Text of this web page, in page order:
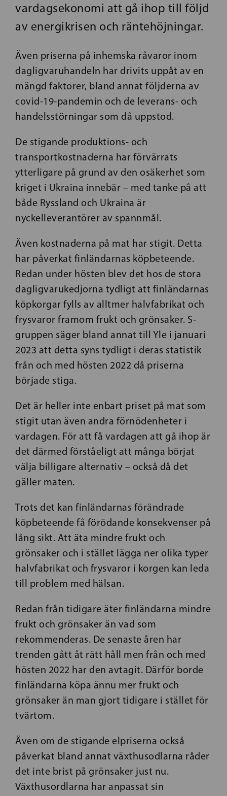
vardagsekonomi att gå ihop till följd
av energikrisen och räntehöjningar.
Även priserna på inhemska råvaror inom
dagligvaruhandeln har drivits uppåt av en
mängd faktorer, bland annat följderna av
covid-19-pandemin och de leverans- och
handelsstörningar som då uppstod.
De stigande produktions- och
transportkostnaderna har förvärrats
ytterligare på grund av den osäkerhet som
kriget i Ukraina innebär – med tanke på att
både Ryssland och Ukraina är
nyckelleverantörer av spannmål.
Även kostnaderna på mat har stigit. Detta
har påverkat finländarnas köpbeteende.
Redan under hösten blev det hos de stora
dagligvarukedjorna tydligt att finländarnas
köpkorgar fylls av alltmer halvfabrikat och
frysvaror framom frukt och grönsaker. S-
gruppen säger bland annat till Yle i januari
2023 att detta syns tydligt i deras statistik
från och med hösten 2022 då priserna
började stiga.
Det är heller inte enbart priset på mat som
stigit utan även andra förnödenheter i
vardagen. För att få vardagen att gå ihop är
det därmed förståeligt att många börjat
välja billigare alternativ – också då det
gäller maten.
Trots det kan finländarnas förändrade
köpbeteende få förödande konsekvenser på
lång sikt. Att äta mindre frukt och
grönsaker och i stället lägga ner olika typer
halvfabrikat och frysvaror i korgen kan leda
till problem med hälsan.
Redan från tidigare äter finländarna mindre
frukt och grönsaker än vad som
rekommenderas. De senaste åren har
trenden gått åt rätt håll men från och med
hösten 2022 har den avtagit. Därför borde
finländarna köpa ännu mer frukt och
grönsaker än man gjort tidigare i stället för
tvärtom.
Även om de stigande elpriserna också
påverkat bland annat växthusodlarna råder
det inte brist på grönsaker just nu.
Växthusordlarna har anpassat sin